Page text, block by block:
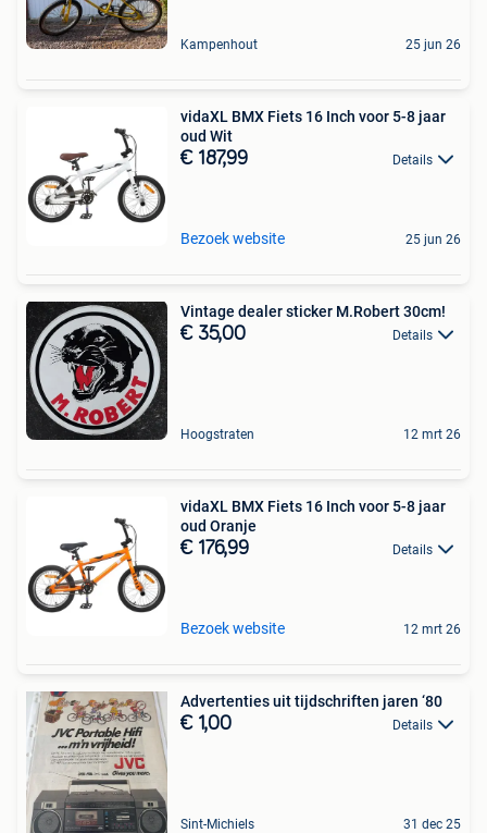
Kampenhout 25 jun 26
vidaXL BMX Fiets 16 Inch voor 5-8 jaar
oud Wit
€ 187,99 Details
Bezoek website 25 jun 26
Vintage dealer sticker M.Robert 30cm!
€ 35,00 Details
Hoogstraten 12 mrt 26
vidaXL BMX Fiets 16 Inch voor 5-8 jaar
oud Oranje
€ 176,99 Details
Bezoek website 12 mrt 26
Advertenties uit tijdschriften jaren ‘80
€ 1,00 Details
Sint-Michiels 31 dec 25